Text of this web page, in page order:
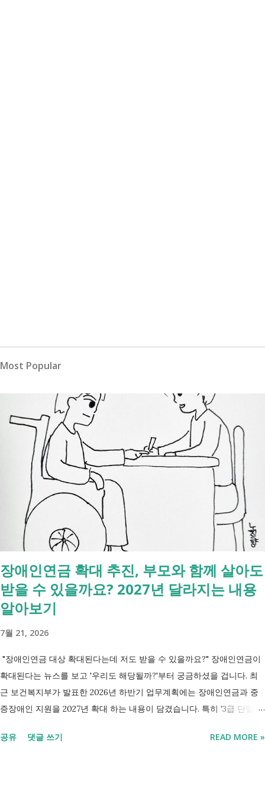
Most Popular
장애인연금 확대 추진, 부모와 함께 살아도
받을 수 있을까요? 2027년 달라지는 내용
알아보기
7월 21, 2026
"장애인연금 대상 확대된다는데 저도 받을 수 있을까요?" 장애인연금이
확대된다는 뉴스를 보고 '우리도 해당될까?'부터 궁금하셨을 겁니다. 최
근 보건복지부가 발표한 2026년 하반기 업무계획에는 장애인연금과 중
증장애인 지원을 2027년 확대 하는 내용이 담겼습니다. 특히 '3급 단일장
포함되면서 많은 분들이 관심을 갖고 있습니다. 이번 글에서는 장애인과
공유 댓글 쓰기 READ MORE »